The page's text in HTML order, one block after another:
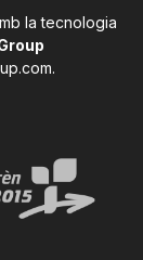
la tecnologia
.